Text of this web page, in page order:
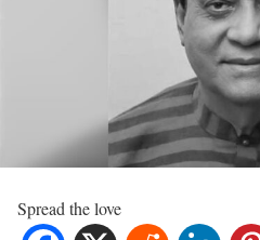
Spread the love